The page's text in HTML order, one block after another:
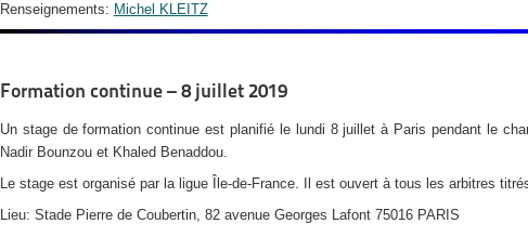
Renseignements: Michel KLEITZ
Formation continue – 8 juillet 2019
Un stage de formation continue est planifié le lundi 8 juillet à Paris pendant le
Nadir Bounzou et Khaled Benaddou.
Le stage est organisé par la ligue Île-de-France.
Il est ouvert à tous les arbitres
Lieu: Stade Pierre de Coubertin, 82 avenue Georges Lafont 75016 PARIS